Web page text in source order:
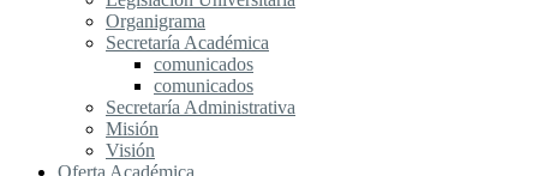
Organigrama
Secretaría Académica
comunicados
comunicados
Secretaría Administrativa
Misión
Visión